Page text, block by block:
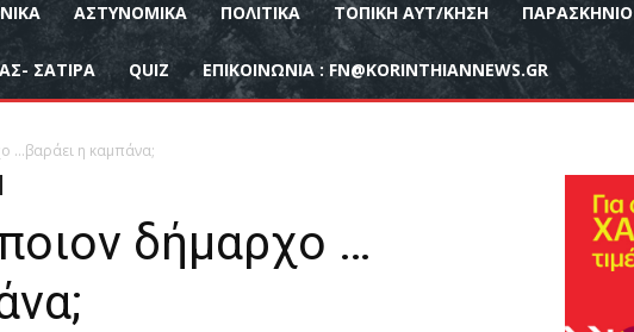
ΑΣΤΥΝΟΜΙΚΆ ΠΟΛΙΤΙΚΆ ΤΟΠΙΚΉ ΑΥΤ/ΚΗΣΗ ΠΑΡΑΣΚΉΝΙΟ
ΣΑΤΙΡΑ QUIZ ΕΠΙΚΟΙΝΩΝΊΑ : FN@KORINTHIANNEWS.GR
…βαράει η καμπάνα;
δήμαρχο …